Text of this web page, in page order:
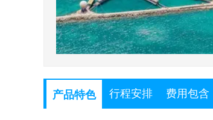
产品特色 行程安排 费用包含